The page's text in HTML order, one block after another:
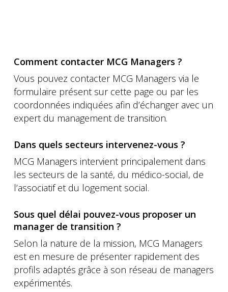
Comment contacter MCG Managers ?
Vous pouvez contacter MCG Managers via le
formulaire présent sur cette page ou par les
coordonnées indiquées afin d’échanger avec un
expert du management de transition.
Dans quels secteurs intervenez-vous ?
MCG Managers intervient principalement dans
les secteurs de la santé, du médico-social, de
l’associatif et du logement social.
Sous quel délai pouvez-vous proposer un
manager de transition ?
Selon la nature de la mission, MCG Managers
est en mesure de présenter rapidement des
profils adaptés grâce à son réseau de managers
expérimentés.